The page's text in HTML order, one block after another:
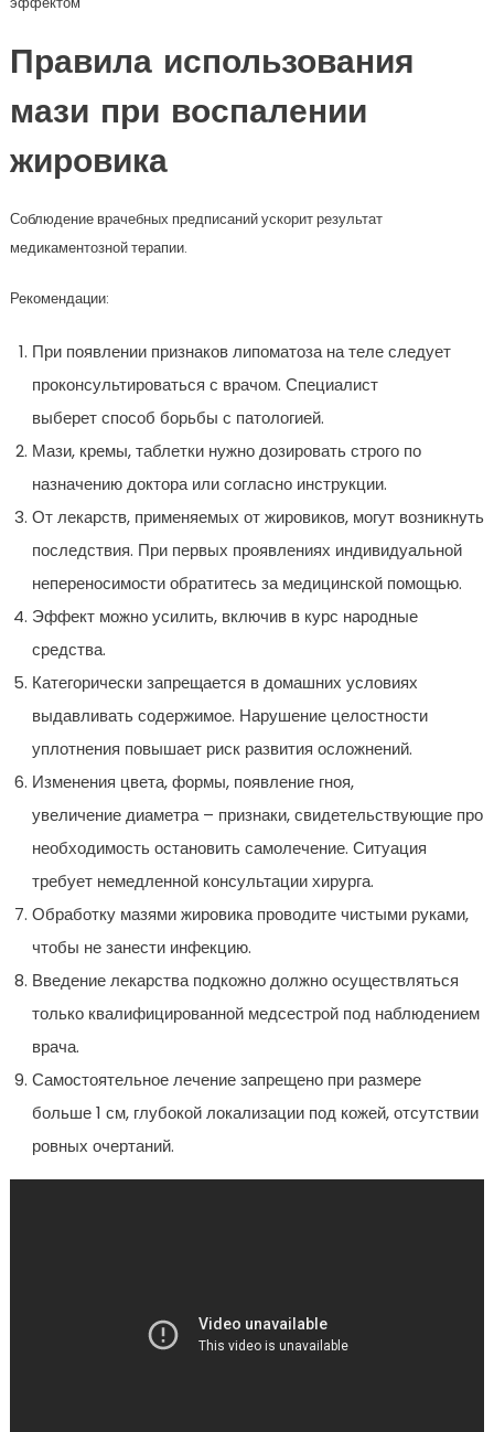
Правила использования
мази при воспалении
жировика
Соблюдение врачебных предписаний ускорит результат
медикаментозной терапии.
Рекомендации:
При появлении признаков липоматоза на теле следует
проконсультироваться с врачом. Специалист
выберет способ борьбы с патологией.
Мази, кремы, таблетки нужно дозировать строго по
назначению доктора или согласно инструкции.
От лекарств, применяемых от жировиков, могут возникнуть
последствия. При первых проявлениях индивидуальной
непереносимости обратитесь за медицинской помощью.
Эффект можно усилить, включив в курс народные
средства.
Категорически запрещается в домашних условиях
выдавливать содержимое. Нарушение целостности
уплотнения повышает риск развития осложнений.
Изменения цвета, формы, появление гноя,
увеличение диаметра – признаки, свидетельствующие про
необходимость остановить самолечение. Ситуация
требует немедленной консультации хирурга.
Обработку мазями жировика проводите чистыми руками,
чтобы не занести инфекцию.
Введение лекарства подкожно должно осуществляться
только квалифицированной медсестрой под наблюдением
врача.
Самостоятельное лечение запрещено при размере
больше 1 см, глубокой локализации под кожей, отсутствии
ровных очертаний.